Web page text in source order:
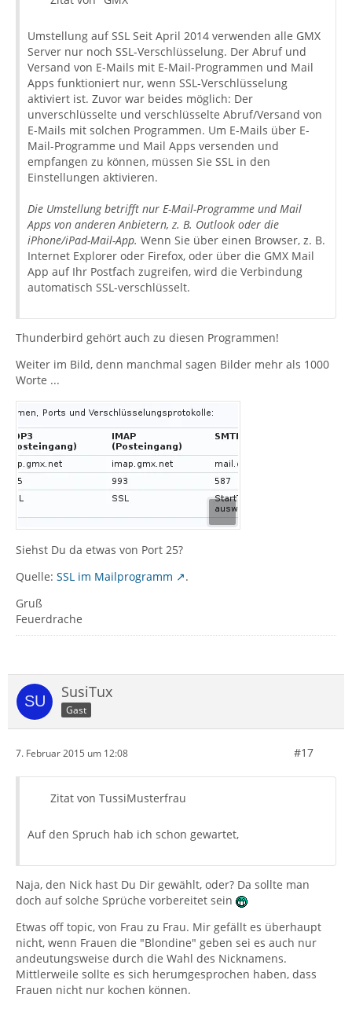
Umstellung auf SSL Seit April 2014 verwenden alle GMX
Server nur noch SSL-Verschlüsselung. Der Abruf und
Versand von E-Mails mit E-Mail-Programmen und Mail
Apps funktioniert nur, wenn SSL-Verschlüsselung
aktiviert ist. Zuvor war beides möglich: Der
unverschlüsselte und verschlüsselte Abruf/Versand von
E-Mails mit solchen Programmen. Um E-Mails über E-
Mail-Programme und Mail Apps versenden und
empfangen zu können, müssen Sie SSL in den
Einstellungen aktivieren.
Die Umstellung betrifft nur E-Mail-Programme und Mail
Apps von anderen Anbietern, z. B. Outlook oder die
iPhone/iPad-Mail-App. Wenn Sie über einen Browser, z. B.
Internet Explorer oder Firefox, oder über die GMX Mail
App auf Ihr Postfach zugreifen, wird die Verbindung
automatisch SSL-verschlüsselt.
Thunderbird gehört auch zu diesen Programmen!
Weiter im Bild, denn manchmal sagen Bilder mehr als 1000
Worte ...
Siehst Du da etwas von Port 25?
Quelle: SSL im Mailprogramm
.
Gruß
Feuerdrache
SusiTux
Gast
7. Februar 2015 um 12:08 #17
Zitat von TussiMusterfrau
Auf den Spruch hab ich schon gewartet,
Naja, den Nick hast Du Dir gewählt, oder? Da sollte man
doch auf solche Sprüche vorbereitet sein
Etwas off topic, von Frau zu Frau. Mir gefällt es überhaupt
nicht, wenn Frauen die "Blondine" geben sei es auch nur
andeutungsweise durch die Wahl des Nicknamens.
Mittlerweile sollte es sich herumgesprochen haben, dass
Frauen nicht nur kochen können.